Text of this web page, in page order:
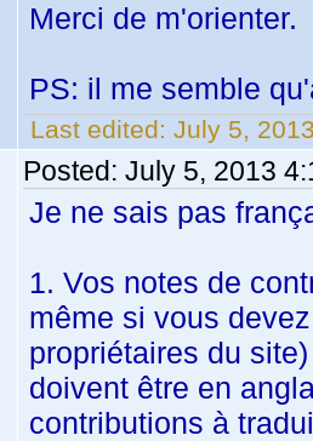
Merci de m'orienter.
PS: il me semble
Last edited: July 5,
Posted: July 5, 2013
Je ne sais pas
1. Vos notes de
même si vous
propriétaires du
doivent être en
contributions à